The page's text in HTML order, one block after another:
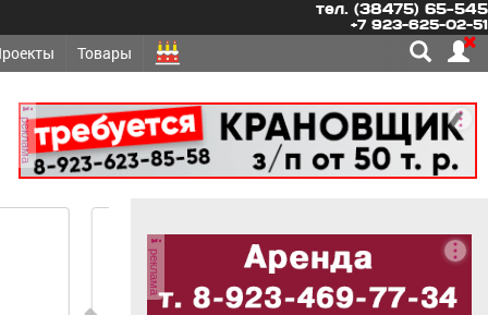
тел. (38475) 65-545
+7 923-625-02-51
Товары
реклама
реклама